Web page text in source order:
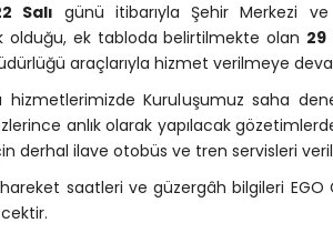
Salı günü itibarıyla Şehir Merkezi
olduğu, ek tabloda belirtilmekte olan
araçlarıyla hizmet verilmeye
hizmetlerimizde Kuruluşumuz saha
anlık olarak yapılacak
derhal ilave otobüs ve tren servisleri
hareket saatleri ve güzergâh bilgileri